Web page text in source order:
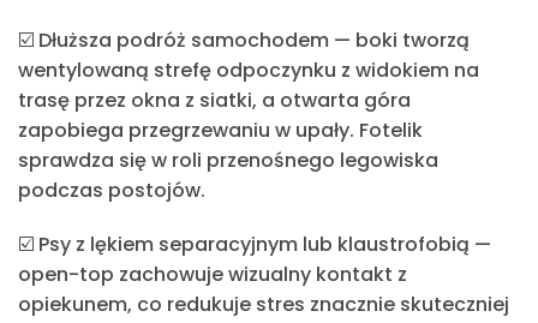
☑️ Dłuższa podróż samochodem — boki tworzą
wentylowaną strefę odpoczynku z widokiem na
trasę przez okna z siatki, a otwarta góra
zapobiega przegrzewaniu w upały. Fotelik
sprawdza się w roli przenośnego legowiska
podczas postojów.
☑️ Psy z lękiem separacyjnym lub klaustrofobią —
open-top zachowuje wizualny kontakt z
opiekunem, co redukuje stres znacznie skuteczniej